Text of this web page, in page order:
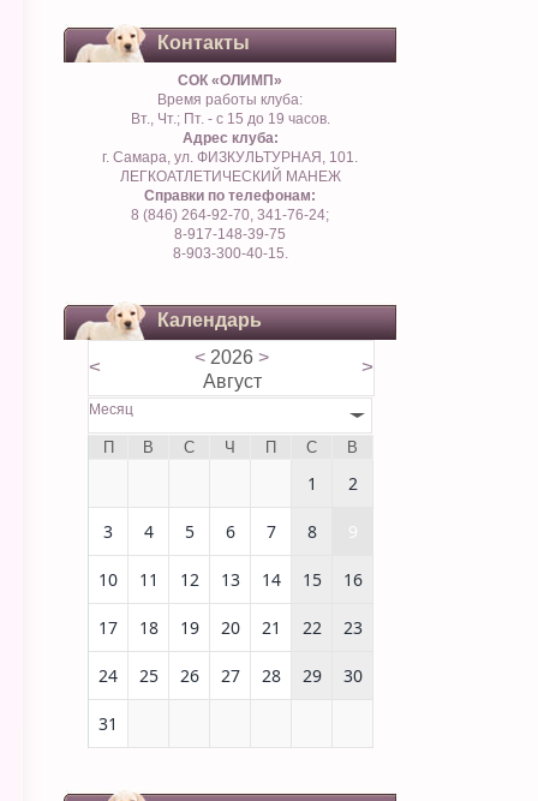
Контакты
СОК «ОЛИМП»
Время работы клуба:
Вт., Чт.; Пт. - с 15 до 19 часов.
Адрес клуба:
г. Самара, ул. ФИЗКУЛЬТУРНАЯ, 101.
ЛЕГКОАТЛЕТИЧЕСКИЙ МАНЕЖ
Справки по телефонам:
8 (846) 264-92-70, 341-76-24;
8-917-148-39-75
8-903-300-40-15.
Календарь
< < 2026 >
Август
>
Месяц
П В С Ч П С В
1 2
3 4 5 6 7 8 9
10 11 12 13 14 15 16
17 18 19 20 21 22 23
24 25 26 27 28 29 30
31